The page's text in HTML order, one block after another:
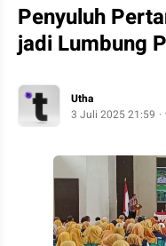
Penyuluh
jadi Lumbung
Utha
3 Juli 2025 21:59